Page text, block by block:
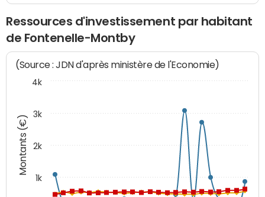
Ressources d'investissement par habitant
de Fontenelle-Montby
Montants (€)
(Source : JDN d'après ministère de l'Economie)
1k
2k
3k
4k